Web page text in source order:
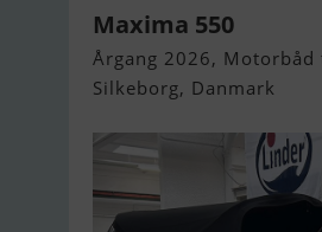
Maxima 550
Årgang 2026, Motorbåd
Silkeborg, Danmark